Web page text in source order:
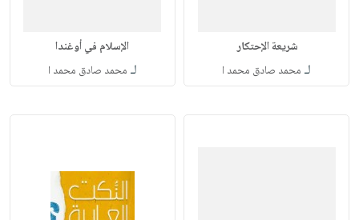
‏شريعة الإحتكار ‏
لـ محمد صادق محمد ا
الإسلام في أوغندا
لـ محمد صادق محمد ا